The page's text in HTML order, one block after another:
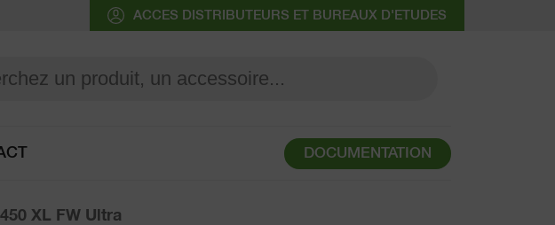
ACCES DISTRIBUTEURS ET BUREAUX D'ETUDES
DOCUMENTATION
XL FW Ultra